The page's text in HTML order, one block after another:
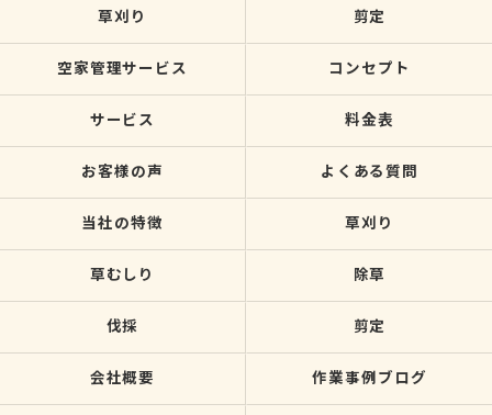
草刈り 剪定
空家管理サービス コンセプト
サービス 料金表
お客様の声 よくある質問
当社の特徴 草刈り
草むしり 除草
伐採 剪定
会社概要 作業事例ブログ